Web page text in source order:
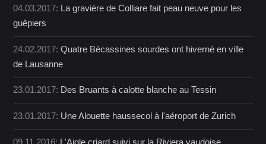
04.03.2017: La gravière de Colliare fait peau neuve pour les
guêpiers
24.02.2017:Quatre Bécassines sourdes ont hiverné en ville
de Lausanne
23.01.2017: Des Bruants à calotte blanche au Tessin
23.01.2017: Une Alouette haussecol à l'aéroport de Zurich
09.11.2016: L'Aigle criard suivi sur la Riviera vaudoise